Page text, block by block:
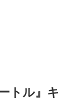
トル』キ